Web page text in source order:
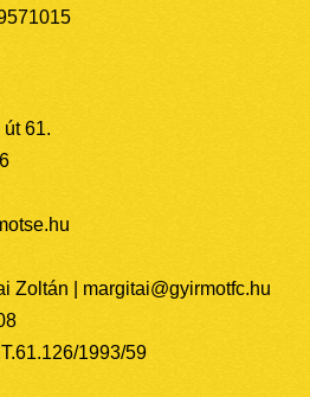
61.
Zoltán | margitai@gyirmotfc.hu
1993/59